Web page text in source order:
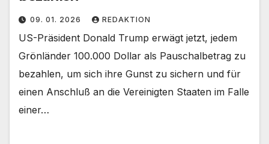
09. 01. 2026 REDAKTION
US-Präsident Donald Trump erwägt jetzt, jedem
Grönländer 100.000 Dollar als Pauschalbetrag zu
bezahlen, um sich ihre Gunst zu sichern und für
einen Anschluß an die Vereinigten Staaten im Falle
einer…